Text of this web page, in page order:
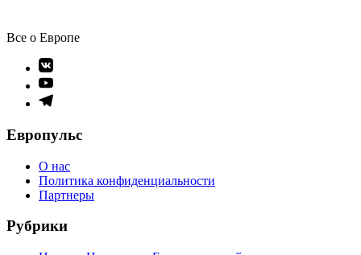
Все о Европе
Элемент
меню
Элемент
меню
Элемент
Европульс
О нас
Политика конфиденциальности
Партнеры
Рубрики